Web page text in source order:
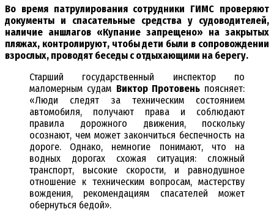
Во время патрулирования сотрудники ГИМС проверяют
документы и спасательные средства у судоводителей,
наличие аншлагов «Купание запрещено» на закрытых
пляжах, контролируют, чтобы дети были в сопровождении
взрослых, проводят беседы с отдыхающими на берегу.
Старший государственный инспектор по
маломерным судам Виктор Протовеньпоясняет:
«Люди следят за техническим состоянием
автомобиля, получают права и соблюдают
правила дорожного движения, поскольку
осознают, чем может закончиться беспечность на
дороге. Однако, немногие понимают, что на
водных дорогах схожая ситуация: сложный
транспорт, высокие скорости, и равнодушное
отношение к техническим вопросам, мастерству
вождения, рекомендациям спасателей может
обернуться бедой».